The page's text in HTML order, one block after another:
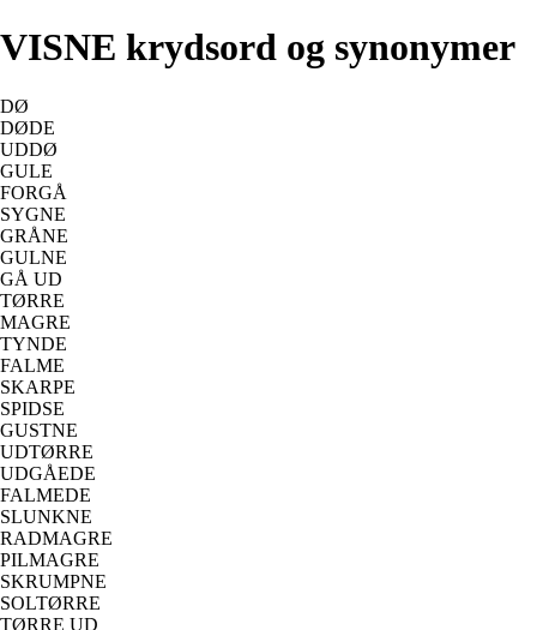
VISNE krydsord og synonymer
DØ
DØDE
UDDØ
GULE
FORGÅ
SYGNE
GRÅNE
GULNE
GÅ UD
TØRRE
MAGRE
TYNDE
FALME
SKARPE
SPIDSE
GUSTNE
UDTØRRE
UDGÅEDE
FALMEDE
SLUNKNE
RADMAGRE
PILMAGRE
SKRUMPNE
SOLTØRRE
TØRRE UD